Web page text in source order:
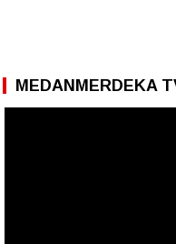
MEDANMERDEKA